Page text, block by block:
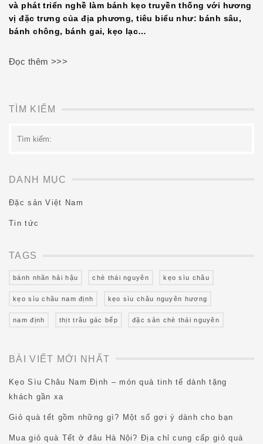
và phát triển nghề làm bánh kẹo truyền thống với hương
vị đặc trưng của địa phương, tiêu biểu như: bánh sâu,
bánh chông, bánh gai, kẹo lạc…
Đọc thêm >>>
TÌM KIẾM
kiếm:
DANH MỤC
Đặc sản Việt Nam
Tin tức
TAGS
bánh nhãn hải hậu chè thái nguyên kẹo sìu châu
kẹo sìu châu nam định kẹo sìu châu nguyên hương
nam định thịt trâu gác bếp đặc sản chè thái nguyên
BÀI VIẾT MỚI NHẤT
Kẹo Sìu Châu Nam Định – món quà tinh tế dành tặng
khách gần xa
Giỏ quà tết gồm những gì? Một số gợi ý dành cho bạn
Mua giỏ quà Tết ở đâu Hà Nội? Địa chỉ cung cấp giỏ quà